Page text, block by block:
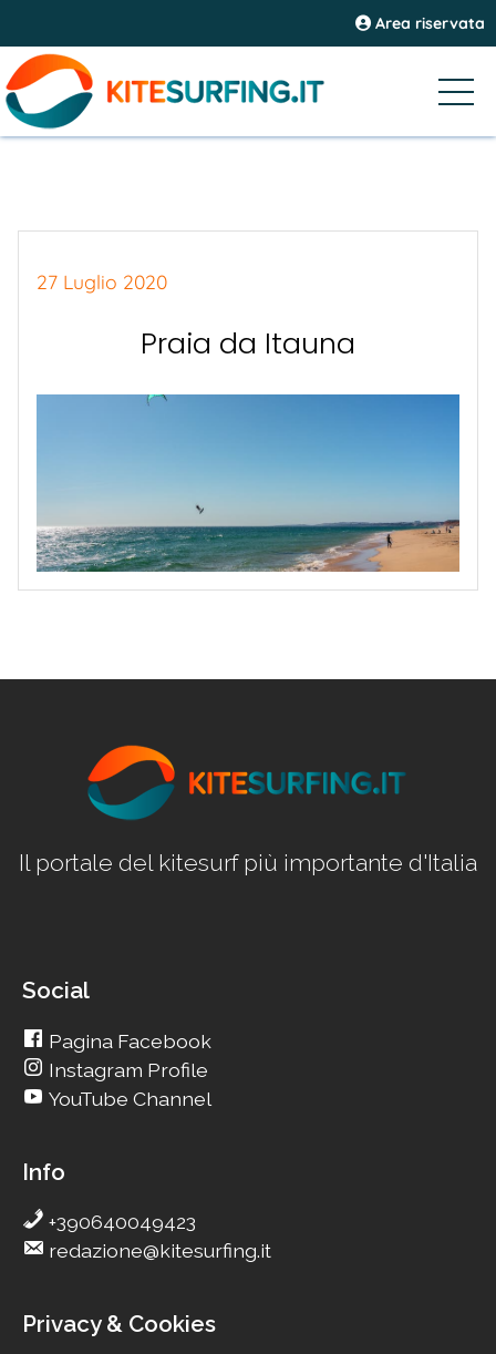
Area riservata
27 Luglio 2020
Praia da Itauna
Il portale del kitesurf più importante d'Italia
Social
Pagina Facebook
Instagram Profile
YouTube Channel
Info
+390640049423
redazione@kitesurfing.it
Privacy & Cookies